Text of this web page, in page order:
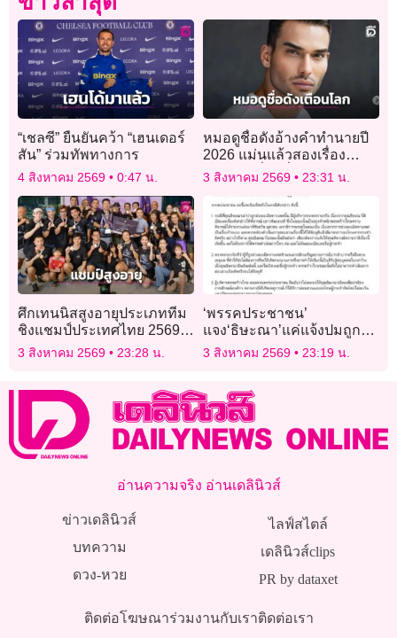
“เชลซี” ยืนยันคว้า “เฮนเดอร์
สัน” ร่วมทัพทางการ
4 สิงหาคม 2569 0:47 น.
หมอดูชื่อดังอ้างคำทำนายปี
2026 แม่นแล้วสองเรื่อง
เตือนภัยเรื่องที่สามกำลังก่อ
3 สิงหาคม 2569 23:31 น.
ศึกเทนนิสสูงอายุประเภททีม
ชิงแชมป์ประเทศไทย 2569″
ทำสถิตินักกีฬาร่วมชิงชัย
3 สิงหาคม 2569 23:28 น.
‘พรรคประชาชน’
แจง‘ธิษะณา’แค่แจ้งปมถูก
ละเมิด ไม่ขอให้ดำเนินการ
3 สิงหาคม 2569 23:19 น.
อ่านความจริง อ่านเดลินิวส์
ข่าวเดลินิวส์
บทความ
ดวง-หวย
ไลฟ์สไตล์
เดลินิวส์clips
PR by dataxet
ติดต่อโฆษณาร่วมงานกับเราติดต่อเรา